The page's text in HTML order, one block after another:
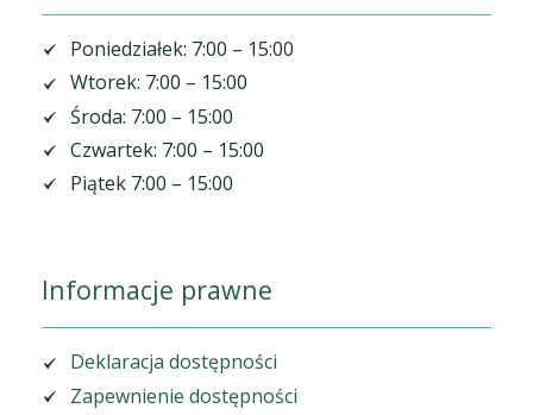
Poniedziałek: 7:00 – 15:00
Wtorek: 7:00 – 15:00
Środa: 7:00 – 15:00
Czwartek: 7:00 – 15:00
Piątek 7:00 – 15:00
Informacje prawne
Deklaracja dostępności
Zapewnienie dostępności